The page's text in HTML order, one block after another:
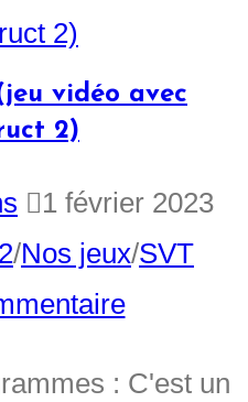
vidéo avec
2)
1 février 2023
/Nos jeux/SVT
: C'est un